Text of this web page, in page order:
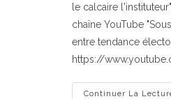
le calcaire
chaîne YouTube
entre tendance
https://
Continuer La